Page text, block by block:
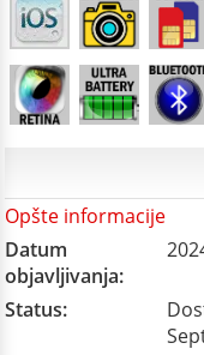
Opšte informacije
Datum
objavljivanja:
Status: